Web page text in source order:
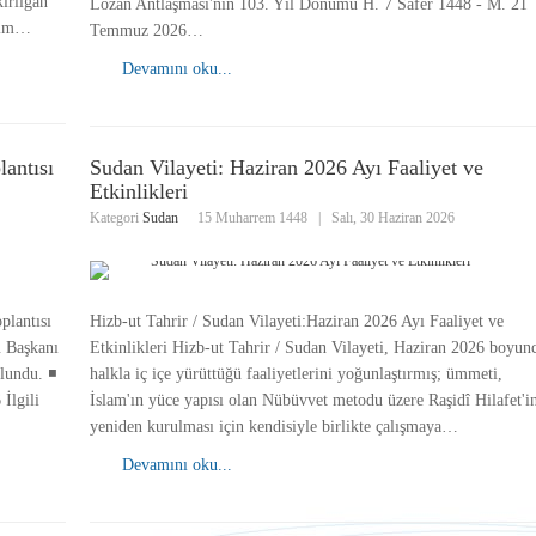
Lozan Antlaşması'nın 103. Yıl Dönümü H. 7 Safer 1448 - M. 21
Temmuz 2026…
Devamını oku...
◾️
İlgili
Sudan Vilayeti: Haziran 2026 Ayı Faaliyet ve
Etkinlikleri
Kategori Sudan 15 Muharrem 1448 Salı, 30 Haziran 2026
Hizb-ut Tahrir / Sudan Vilayeti:Haziran 2026 Ayı Faaliyet ve
Etkinlikleri Hizb-ut Tahrir / Sudan Vilayeti, Haziran 2026
halkla iç içe yürüttüğü faaliyetlerini yoğunlaştırmış; ümmeti,
İslam'ın yüce yapısı olan Nübüvvet metodu üzere Raşidî
yeniden kurulması için kendisiyle birlikte çalışmaya…
Devamını oku...